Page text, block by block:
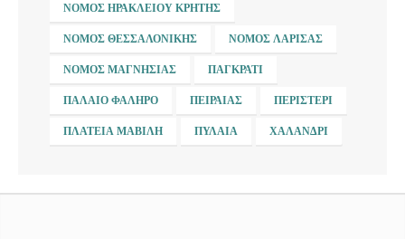
ΝΟΜΌΣ ΗΡΑΚΛΕΊΟΥ ΚΡΉΤΗΣ
ΝΟΜΌΣ ΘΕΣΣΑΛΟΝΊΚΗΣ ΝΟΜΌΣ ΛΆΡΙΣΑΣ
ΝΟΜΌΣ ΜΑΓΝΗΣΊΑΣ ΠΑΓΚΡΆΤΙ
ΠΑΛΑΙΌ ΦΆΛΗΡΟ ΠΕΙΡΑΙΆΣ ΠΕΡΙΣΤΈΡΙ
ΠΛΑΤΕΊΑ ΜΑΒΊΛΗ ΠΥΛΑΊΑ ΧΑΛΆΝΔΡΙ